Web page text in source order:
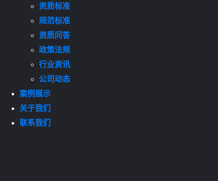
资质标准
规范标准
资质问答
政策法规
行业资讯
公司动态
案例展示
关于我们
联系我们